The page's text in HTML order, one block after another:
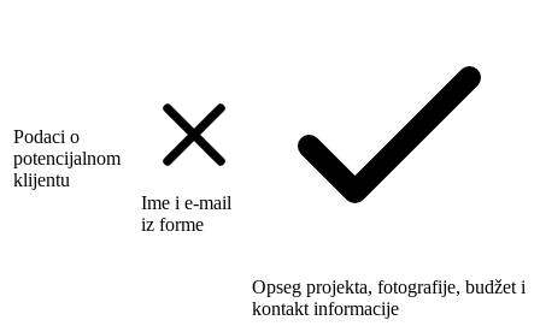
Podaci o
potencijalnom
klijentu
Ime i e-mail
iz forme
Opseg projekta, fotografije, budžet i
kontakt informacije